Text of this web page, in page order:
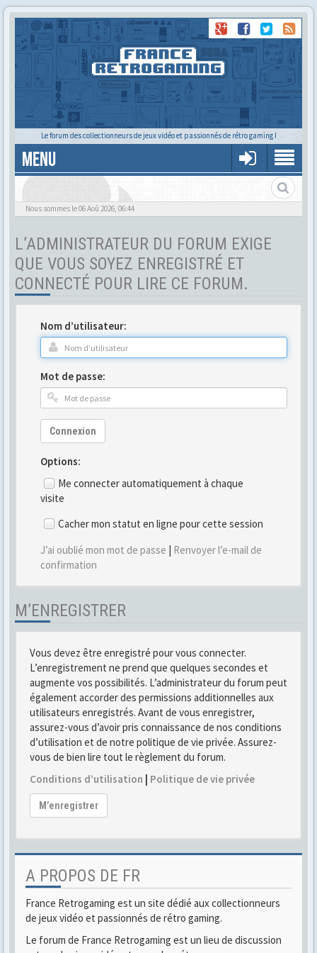
Le forum des collectionneurs de jeux vidéo et passionnés de rétro gaming !
MENU
Nous sommes le 06 Aoû 2026, 06:44
L’ADMINISTRATEUR DU FORUM EXIGE
QUE VOUS SOYEZ ENREGISTRÉ ET
CONNECTÉ POUR LIRE CE FORUM.
Nom d’utilisateur:
Mot de passe:
Connexion
Options:
Me connecter automatiquement à chaque
visite
Cacher mon statut en ligne pour cette session
J’ai oublié mon mot de passe | Renvoyer l’e-mail de
confirmation
M’ENREGISTRER
Vous devez être enregistré pour vous connecter.
L’enregistrement ne prend que quelques secondes et
augmente vos possibilités. L’administrateur du forum peut
également accorder des permissions additionnelles aux
utilisateurs enregistrés. Avant de vous enregistrer,
assurez-vous d’avoir pris connaissance de nos conditions
d’utilisation et de notre politique de vie privée. Assurez-
vous de bien lire tout le règlement du forum.
Conditions d’utilisation | Politique de vie privée
M’enregistrer
A PROPOS DE FR
France Retrogaming est un site dédié aux collectionneurs
de jeux vidéo et passionnés de rétro gaming.
Le forum de France Retrogaming est un lieu de discussion